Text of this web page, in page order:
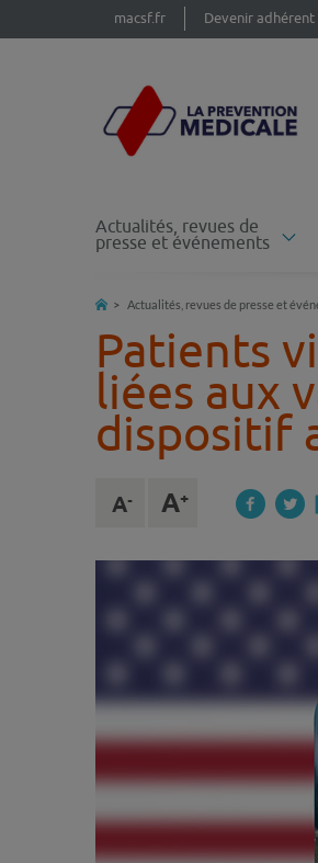
macsf.fr Devenir adhérent
Actualités, revues de
presse et événements
Actualités, revues de presse et
Patients
liées aux
dispositif